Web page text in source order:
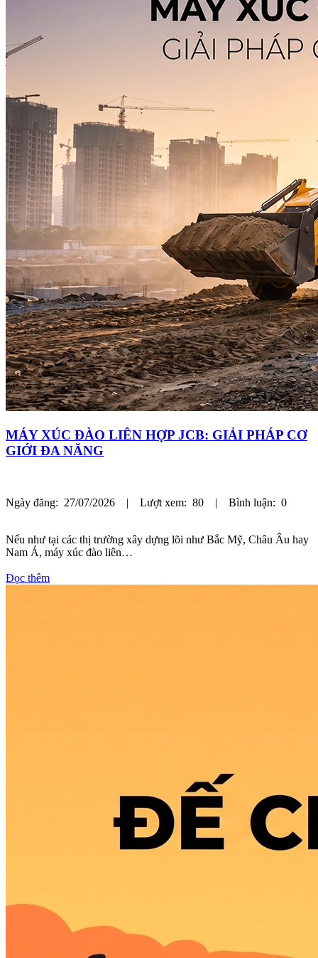
MÁY XÚC ĐÀO LIÊN HỢP JCB: GIẢI PHÁP CƠ
GIỚI ĐA NĂNG
Ngày đăng: 27/07/2026 | Lượt xem: 80 | Bình luận: 0
Nếu như tại các thị trường xây dựng lõi như Bắc Mỹ, Châu Âu hay
Nam Á, máy xúc đào liên…
Đọc thêm